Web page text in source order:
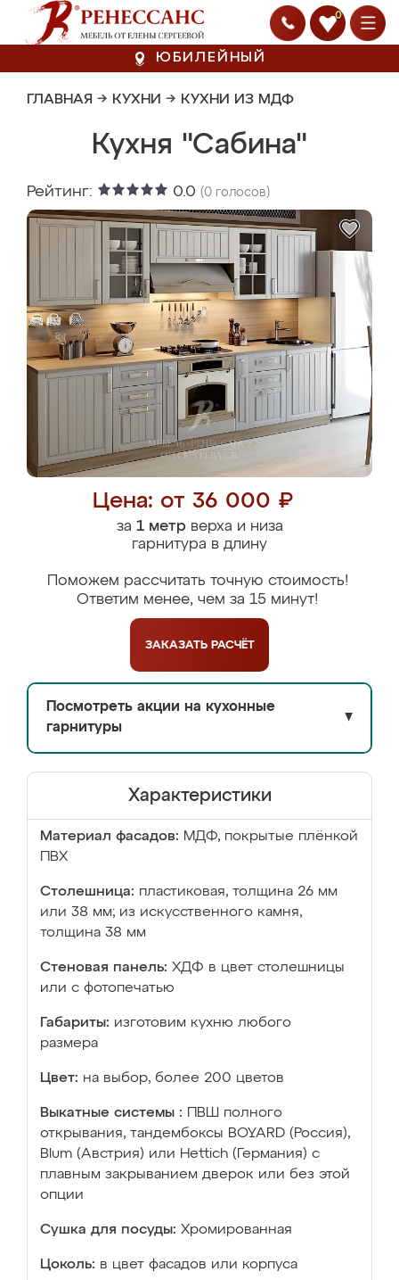
0
ЮБИЛЕЙНЫЙ
ГЛАВНАЯ → КУХНИ → КУХНИ ИЗ МДФ
Кухня "Сабина"
Рейтинг: 0.0 (0 голосов)
Цена: от 36 000 ₽
за 1 метрверха и низа
гарнитура в длину
Поможем рассчитать точную стоимость!
Ответим менее, чем за 15 минут!
ЗАКАЗАТЬ РАСЧЁТ
Посмотреть акции на кухонные
гарнитуры
▼
Характеристики
Материал фасадов: МДФ, покрытые плёнкой
ПВХ
Столешница: пластиковая, толщина 26 мм
или 38 мм; из искусственного камня,
толщина 38 мм
Стеновая панель: ХДФ в цвет столешницы
или с фотопечатью
Габариты: изготовим кухню любого
размера
Цвет: на выбор, более 200 цветов
Выкатные системы :
ПВШ полного
открывания, тандембоксы BOYARD (Россия),
Blum (Австрия) или Hettich (Германия) с
плавным закрыванием дверок или без этой
опции
Сушка для посуды: Хромированная
Цоколь: в цвет фасадов или корпуса